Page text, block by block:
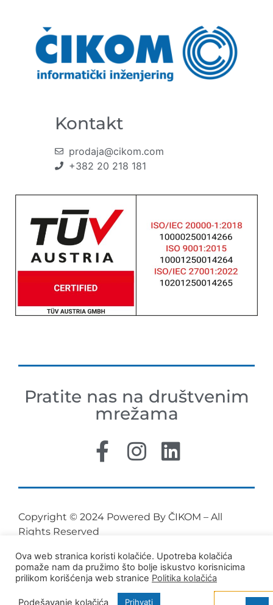
Kontakt
prodaja@cikom.com
+382 20 218 181
Pratite nas na društvenim
mrežama
Copyright © 2024 Powered By ČIKOM – All
Rights Reserved
Ova web stranica koristi kolačiće. Upotreba kolačića
pomaže nam da pružimo što bolje iskustvo korisnicima
prilikom korišćenja web stranice Politika kolačića
Podešavanje kolačića Prihvati